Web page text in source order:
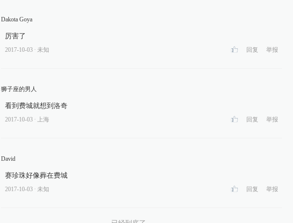
Dakota Goya
厉害了
2017-10-03 ∙ 未知 回复 举报
狮子座的男人
看到费城就想到洛奇
2017-10-03 ∙ 上海 回复 举报
David
赛珍珠好像葬在费城
2017-10-03 ∙ 未知 回复 举报